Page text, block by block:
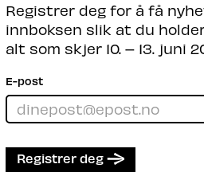
Registrer deg for å få
innboksen slik at du
alt som skjer 10. – 13. juni
E-post
Registrer deg